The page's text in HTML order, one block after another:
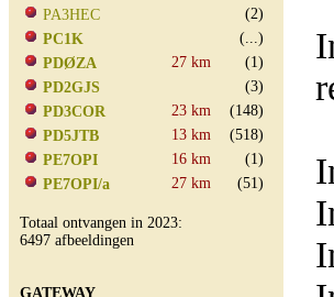
PA3HEC
(2)
PC1K
(...)
PDØZA
27 km
(1)
PD2GJS
(3)
PD3COR
23 km
(148)
PD5JTB
13 km
(518)
PE7OPI
16 km
(1)
PE7OPI/a
27 km (51)
Totaal ontvangen in 2023:
6497 afbeeldingen
GATEWAY